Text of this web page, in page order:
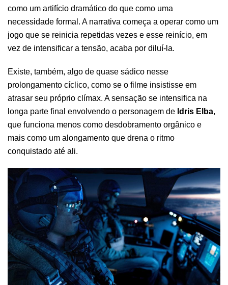
como um artifício dramático do que como uma
necessidade formal. A narrativa começa a operar como um
jogo que se reinicia repetidas vezes e esse reinício, em
vez de intensificar a tensão, acaba por diluí-la.
Existe, também, algo de quase sádico nesse
prolongamento cíclico, como se o filme insistisse em
atrasar seu próprio clímax. A sensação se intensifica na
longa parte final envolvendo o personagem de Idris Elba,
que funciona menos como desdobramento orgânico e
mais como um alongamento que drena o ritmo
conquistado até ali.